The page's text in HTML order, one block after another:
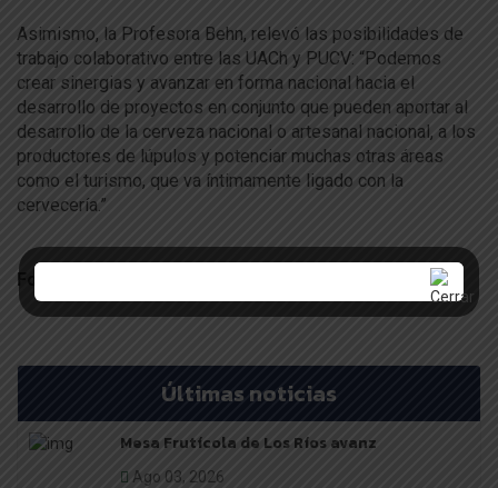
Asimismo, la Profesora Behn, relevó las posibilidades de
trabajo colaborativo entre las UACh y PUCV: “Podemos
crear sinergias y avanzar en forma nacional hacia el
desarrollo de proyectos en conjunto que pueden aportar al
desarrollo de la cerveza nacional o artesanal nacional, a los
productores de lúpulos y potenciar muchas otras áreas
como el turismo, que va íntimamente ligado con la
cervecería.”
Últimas noticias
Mesa Frutícola de Los Ríos avanz
Ago 03, 2026